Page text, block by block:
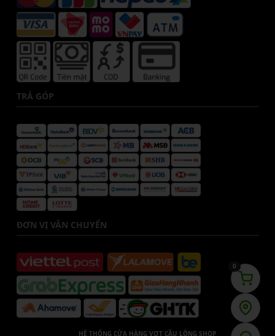
TRẢ GÓP
ĐƠN VỊ VẬN CHUYỂN
HỆ THỐNG CỬA HÀNG VỢT CẦU LÔNG SHOP
0